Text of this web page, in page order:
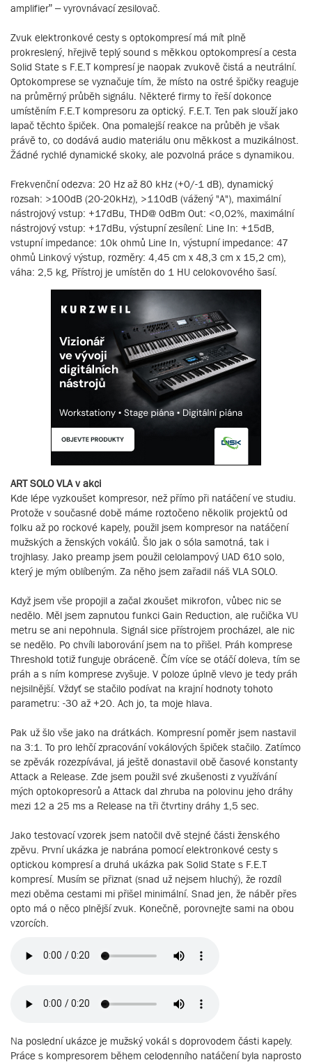
amplifier” – vyrovnávací zesilovač.
Zvuk elektronkové cesty s optokompresí má mít plně
prokreslený, hřejivě teplý sound s měkkou optokompresí a cesta
Solid State s F.E.T kompresí je naopak zvukově čistá a neutrální.
Optokomprese se vyznačuje tím, že místo na ostré špičky reaguje
na průměrný průběh signálu. Některé firmy to řeší dokonce
umístěním F.E.T kompresoru za optický. F.E.T. Ten pak slouží jako
lapač těchto špiček. Ona pomalejší reakce na průběh je však
právě to, co dodává audio materiálu onu měkkost a muzikálnost.
Žádné rychlé dynamické skoky, ale pozvolná práce s dynamikou.
Frekvenční odezva: 20 Hz až 80 kHz (+0/-1 dB), dynamický
rozsah: >100dB (20-20kHz), >110dB (vážený "A"), maximální
nástrojový vstup: +17dBu, THD@ 0dBm Out: <0,02%, maximální
nástrojový vstup: +17dBu, výstupní zesílení: Line In: +15dB,
vstupní impedance: 10k ohmů Line In, výstupní impedance: 47
ohmů Linkový výstup, rozměry: 4,45 cm x 48,3 cm x 15,2 cm),
váha: 2,5 kg, Přístroj je umístěn do 1 HU celokovového šasí.
ART SOLO VLA v akci
Kde lépe vyzkoušet kompresor, než přímo při natáčení ve studiu.
Protože v současné době máme roztočeno několik projektů od
folku až po rockové kapely, použil jsem kompresor na natáčení
mužských a ženských vokálů. Šlo jak o sóla samotná, tak i
trojhlasy. Jako preamp jsem použil celolampový UAD 610 solo,
který je mým oblíbeným. Za něho jsem zařadil náš VLA SOLO.
Když jsem vše propojil a začal zkoušet mikrofon, vůbec nic se
nedělo. Měl jsem zapnutou funkci Gain Reduction, ale ručička VU
metru se ani nepohnula. Signál sice přístrojem procházel, ale nic
se nedělo. Po chvíli laborování jsem na to přišel. Práh komprese
Threshold totiž funguje obráceně. Čím více se otáčí doleva, tím se
práh a s ním komprese zvyšuje. V poloze úplně vlevo je tedy práh
nejsilnější. Vždyť se stačilo podívat na krajní hodnoty tohoto
parametru: -30 až +20. Ach jo, ta moje hlava.
Pak už šlo vše jako na drátkách. Kompresní poměr jsem nastavil
na 3:1. To pro lehčí zpracování vokálových špiček stačilo. Zatímco
se zpěvák rozezpívával, já ještě donastavil obě časové konstanty
Attack a Release. Zde jsem použil své zkušenosti z využívání
mých optokopresorů a Attack dal zhruba na polovinu jeho dráhy
mezi 12 a 25 ms a Release na tři čtvrtiny dráhy 1,5 sec.
Jako testovací vzorek jsem natočil dvě stejné části ženského
zpěvu. První ukázka je nabrána pomocí elektronkové cesty s
optickou kompresí a druhá ukázka pak Solid State s F.E.T
kompresí. Musím se přiznat (snad už nejsem hluchý), že rozdíl
mezi oběma cestami mi přišel minimální. Snad jen, že náběr přes
opto má o něco plnější zvuk. Konečně, porovnejte sami na obou
vzorcích.
Na poslední ukázce je mužský vokál s doprovodem části kapely.
Práce s kompresorem během celodenního natáčení byla naprosto